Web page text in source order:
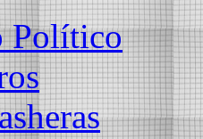
Político